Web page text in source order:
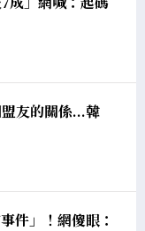
友的關係...韓
件」！網傻眼：